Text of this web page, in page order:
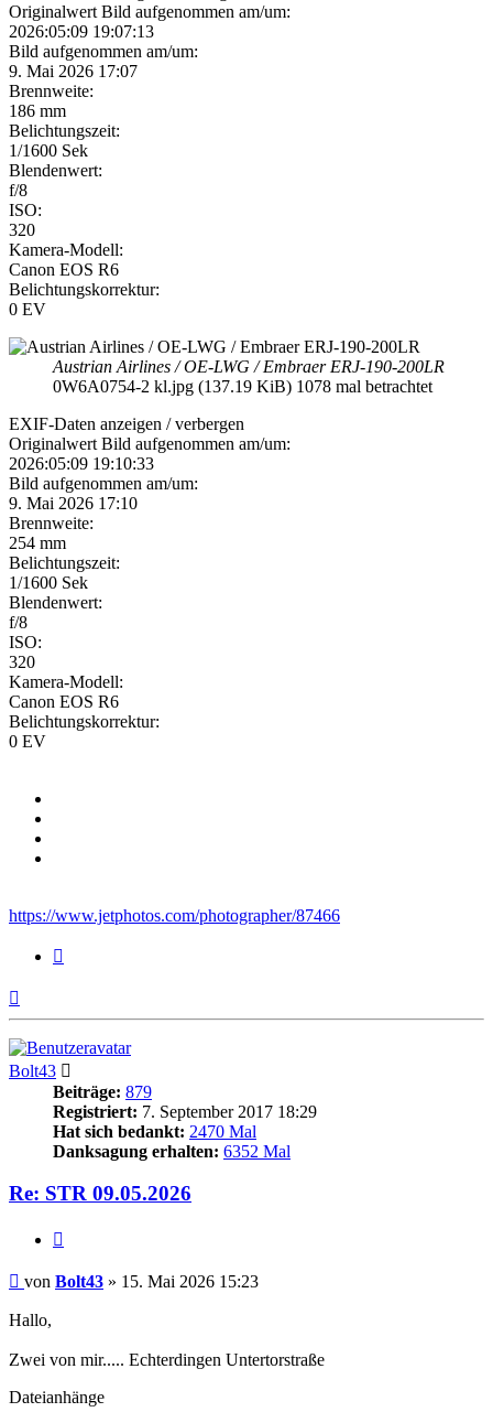
Originalwert Bild aufgenommen am/um:
2026:05:09 19:07:13
Bild aufgenommen am/um:
9. Mai 2026 17:07
Brennweite:
186 mm
Belichtungszeit:
1/1600 Sek
Blendenwert:
f/8
ISO:
320
Kamera-Modell:
Canon EOS R6
Belichtungskorrektur:
0 EV
Austrian Airlines / OE-LWG / Embraer ERJ-190-200LR
0W6A0754-2 kl.jpg (137.19 KiB) 1078 mal betrachtet
EXIF-Daten anzeigen / verbergen
Originalwert Bild aufgenommen am/um:
2026:05:09 19:10:33
Bild aufgenommen am/um:
9. Mai 2026 17:10
Brennweite:
254 mm
Belichtungszeit:
1/1600 Sek
Blendenwert:
f/8
ISO:
320
Kamera-Modell:
Canon EOS R6
Belichtungskorrektur:
0 EV
https://www.jetphotos.com/photographer/87466
Bolt43
Beiträge: 879
Registriert: 7. September 2017 18:29
Hat sich bedankt: 2470 Mal
Danksagung erhalten: 6352 Mal
Re: STR 09.05.2026
Beitrag
von Bolt43 » 15. Mai 2026 15:23
Hallo,
Zwei von mir..... Echterdingen Untertorstraße
Dateianhänge